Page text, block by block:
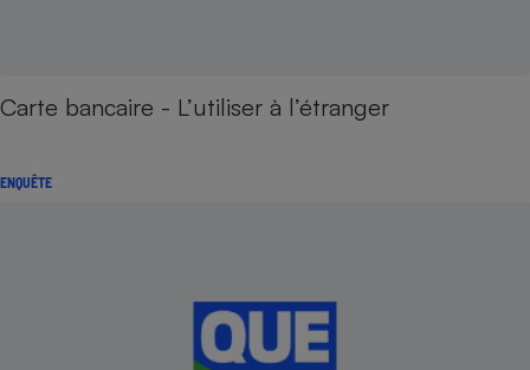
Carte bancaire - L’utiliser à l’étranger
ENQUÊTE